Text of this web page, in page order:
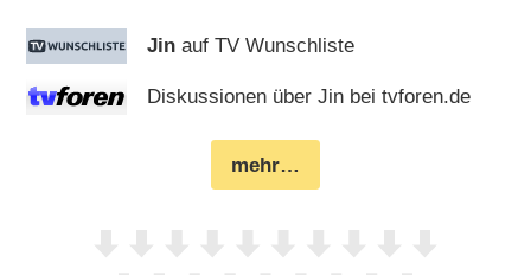
Jin auf TV Wunschliste
Diskussionen über Jin bei tvforen.de
mehr…